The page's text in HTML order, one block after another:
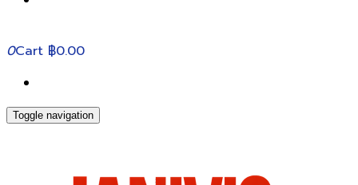
0Cart ฿0.00
Toggle navigation